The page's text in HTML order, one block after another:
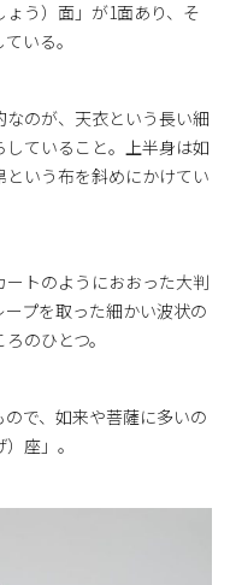
う）面」が1面あり、そ
いる。
のが、天衣という長い細
ていること。上半身は如
いう布を斜めにかけてい
トのようにおおった大判
プを取った細かい波状の
のひとつ。
で、如来や菩薩に多いの
座」。